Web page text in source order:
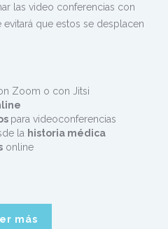
las video conferencias con
que estos se desplacen
Zoom o con Jitsi
para videoconferencias
la historia médica
online
más